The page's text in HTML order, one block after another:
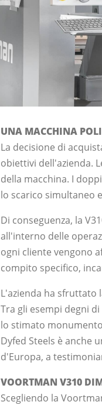
UNA MACCHINA
La decisione di
obiettivi dell'azienda.
della macchina. I
lo scarico simultaneo
Di conseguenza, la
all'interno delle
ogni cliente vengono
compito specifico,
L'azienda ha sfruttato
Tra gli esempi degni
lo stimato
Dyfed Steels è anche
d'Europa, a
VOORTMAN V310
Scegliendo la